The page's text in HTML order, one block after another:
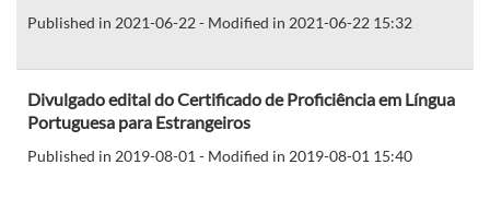
Published in 2021-06-22 - Modified in 2021-06-22 15:32
Divulgado edital do Certificado de Proficiência em Língua
Portuguesa para Estrangeiros
Published in 2019-08-01 - Modified in 2019-08-01 15:40